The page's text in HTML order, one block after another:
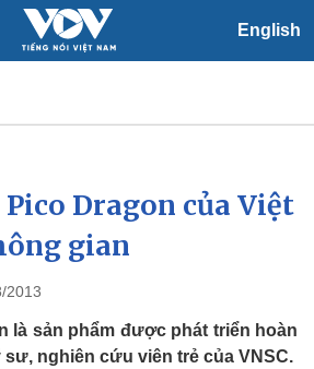
English
Xã hội
Tin 24h
Dự báo thời tiết
Việc làm
Biển đảo
Dragon của Việt
gian
2013
là sản phẩm được phát triển hoàn
nghiên cứu viên trẻ của VNSC.